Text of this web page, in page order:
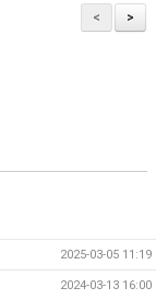
>
<
2025-03-05 11:19
2024-03-13 16:00